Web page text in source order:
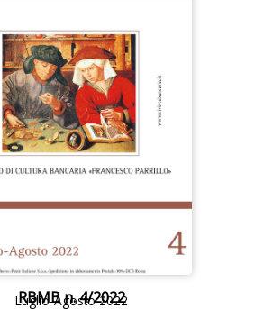
RBMB n. 4/2022
Luglio-Agosto 2022